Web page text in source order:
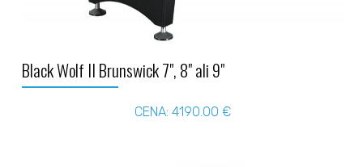
Black Wolf II Brunswick 7", 8" ali 9"
CENA: 4190.00 €